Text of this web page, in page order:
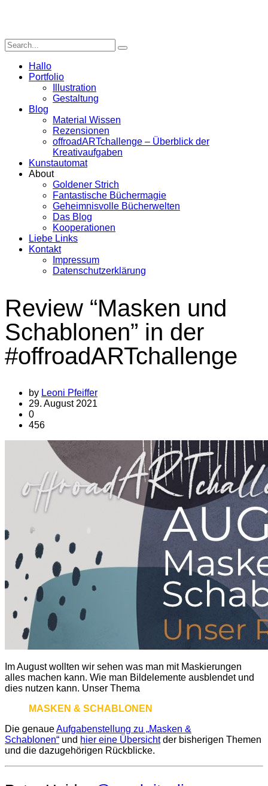
Hallo
Portfolio
Illustration
Gestaltung
Blog
Material Wissen
Rezensionen
offroadARTchallenge – Überblick der
Kreativaufgaben
Kunstautomat
About
Goldener Strich
Fantastische Büchermagie
Geheimnisvolle Bücherwelten
Das Blog
Kooperationen
Liebe Links
Kontakt
Impressum
Datenschutzerklärung
Review “Masken und
Schablonen” in der
#offroadARTchallenge
by Leoni Pfeiffer
29. August 2021
0
456
Im August wollten wir sehen was man mit Maskierungen
alles machen kann. Wie man Bildelemente ausblendet und
dies nutzen kann. Unser Thema
MASKEN & SCHABLONEN
Die genaueAufgabenstellung zu „Masken &
Schablonen“ und hier eine Übersichtder bisherigen Themen
und die dazugehörigen Rückblicke.